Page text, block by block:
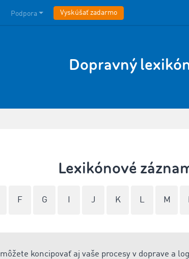
Podpora Vyskúšať zadarmo
Dopravný
Lexikónové
F G J K L M
koncipovať aj vaše procesy v doprave a